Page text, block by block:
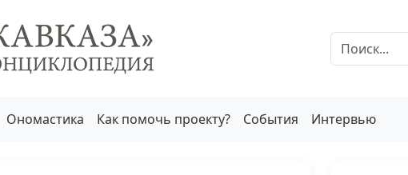
Ономастика Как помочь проекту? События Интервью